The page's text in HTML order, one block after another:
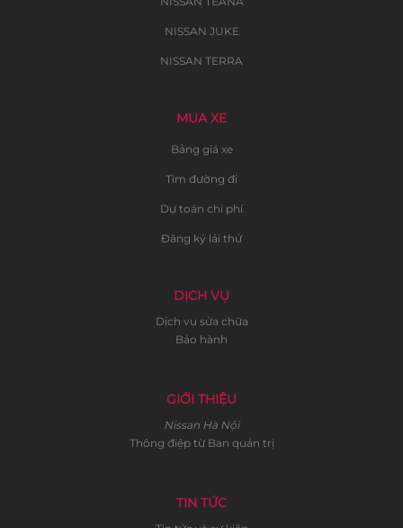
NISSAN JUKE
NISSAN TERRA
MUA XE
Bảng giá xe
Tìm đường đi
Dự toán chi phí
Đăng ký lái thử
DỊCH VỤ
Dịch vụ sửa chữa
Bảo hành
GIỚI THIỆU
Nissan Hà Nội
Thông điệp từ Ban quản trị
TIN TỨC